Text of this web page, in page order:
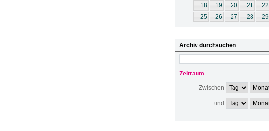
18
19 20 21 22
25
26 27 28 29
Archiv durchsuchen
Zeitraum
Zwischen
und